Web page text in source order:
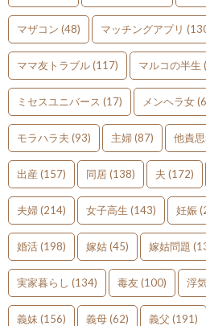
マザコン (48) マッチングアプリ
ママ友トラブル(117) マルコの半生
ミセスユニバース (17) メンヘラ女
モラハラ夫 (93) 主婦(87) 他責
出産 (157) 同居(138) 夫 (172)
夫婦(214) 女子高生 (143) 妊娠
婚活(198) 嫁姑(45) 嫁姑問題
実家暮らし (134) 毒友(100) 浮
義妹 (156) 義母(62) 義父 (191)